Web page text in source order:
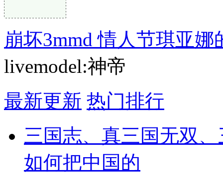
崩坏3mmd 情人节琪亚
livemodel:神帝
最新更新 热门排行
三国志、真三国无双
如何把中国的